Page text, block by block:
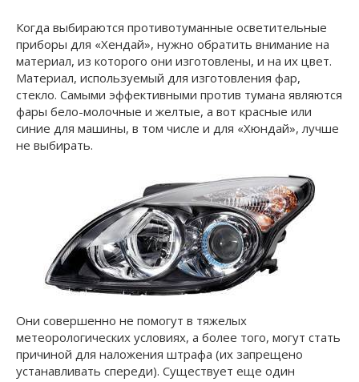
Когда выбираются противотуманные осветительные
приборы для «Хендай», нужно обратить внимание на
материал, из которого они изготовлены, и на их цвет.
Материал, используемый для изготовления фар,
стекло. Самыми эффективными против тумана являются
фары бело-молочные и желтые, а вот красные или
синие для машины, в том числе и для «Хюндай», лучше
не выбирать.
Они совершенно не помогут в тяжелых
метеорологических условиях, а более того, могут стать
причиной для наложения штрафа (их запрещено
устанавливать спереди). Существует еще один